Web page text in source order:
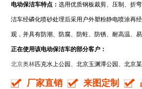
电动保洁车特点：选用优质钢板裁剪、压制、折
洁车经磷化喷砂处理后采用户外塑粉静电喷涂再
观，并具有防潮、防腐、防蛀、防锈、耐高温、易
正在使用该电动保洁车的部分客户：
北京奥林匹克水上公园、北京玉渊潭公园、北京某
厂家直销 来图定制